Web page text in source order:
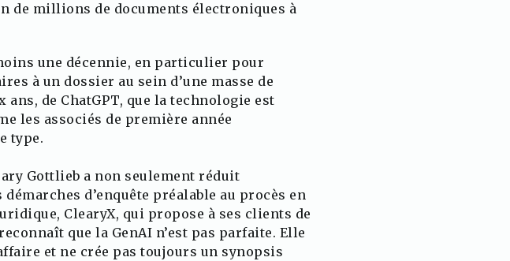
de millions de documents électroniques à
une décennie, en particulier pour
à un dossier au sein d’une masse de
ans, de ChatGPT, que la technologie est
les associés de première année
type.
Gottlieb a non seulement réduit
d’enquête préalable au procès en
ClearyX, qui propose à ses clients de
que la GenAI n’est pas parfaite. Elle
et ne crée pas toujours un synopsis